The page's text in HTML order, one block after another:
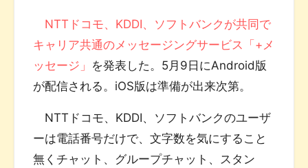
NTTドコモ、KDDI、ソフトバンクが共同で
キャリア共通のメッセージングサービス「+メ
ッセージ」 を発表した。5月9日にAndroid版
が配信される。iOS版は準備が出来次第。
NTTドコモ、KDDI、ソフトバンクのユーザ
ーは電話番号だけで、文字数を気にすること
無くチャット、グループチャット、スタン